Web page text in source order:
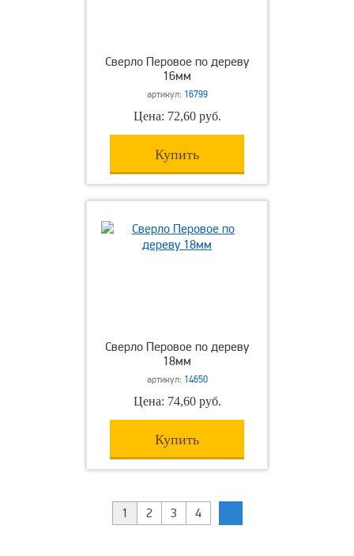
Сверло Перовое по дереву
16мм
артикул: 16799
Цена: 72,60 руб.
Купить
Сверло Перовое по дереву
18мм
артикул: 14650
Цена: 74,60 руб.
Купить
1 2 3 4